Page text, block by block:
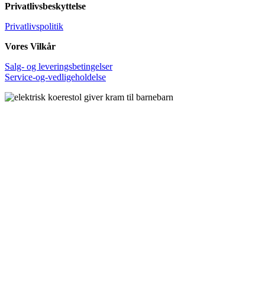
Privatlivsbeskyttelse
Privatlivspolitik
Vores Vilkår
Salg- og leveringsbetingelser
Service-og-vedligeholdelse